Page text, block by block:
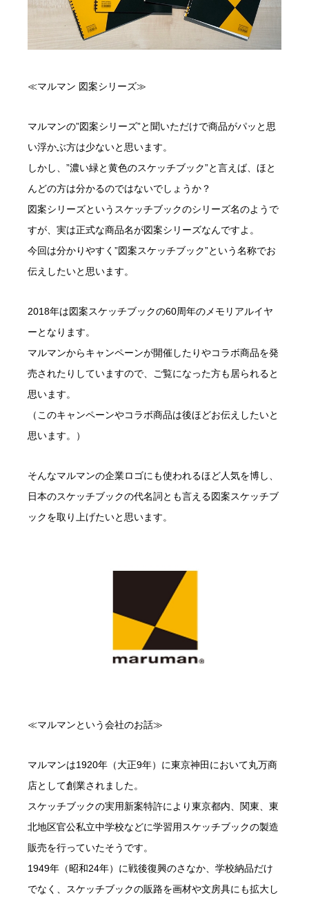
≪マルマン 図案シリーズ≫
マルマンの”図案シリーズ”と聞いただけで商品がパッと思
い浮かぶ方は少ないと思います。
しかし、”濃い緑と黄色のスケッチブック”と言えば、ほと
んどの方は分かるのではないでしょうか？
図案シリーズというスケッチブックのシリーズ名のようで
すが、実は正式な商品名が図案シリーズなんですよ。
今回は分かりやすく”図案スケッチブック”という名称でお
伝えしたいと思います。
2018年は図案スケッチブックの60周年のメモリアルイヤ
ーとなります。
マルマンからキャンペーンが開催したりやコラボ商品を発
売されたりしていますので、ご覧になった方も居られると
思います。
（このキャンペーンやコラボ商品は後ほどお伝えしたいと
思います。）
そんなマルマンの企業ロゴにも使われるほど人気を博し、
日本のスケッチブックの代名詞とも言える図案スケッチブ
ックを取り上げたいと思います。
≪マルマンという会社のお話≫
マルマンは1920年（大正9年）に東京神田において丸万商
店として創業されました。
スケッチブックの実用新案特許により東京都内、関東、東
北地区官公私立中学校などに学習用スケッチブックの製造
販売を行っていたそうです。
1949年（昭和24年）に戦後復興のさなか、学校納品だけ
でなく、スケッチブックの販路を画材や文房具にも拡大し